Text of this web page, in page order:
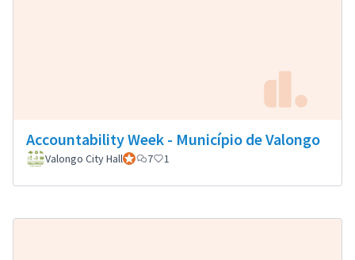
Accountability Week - Município de Valongo
Valongo City HallParticipant officiel
7 1